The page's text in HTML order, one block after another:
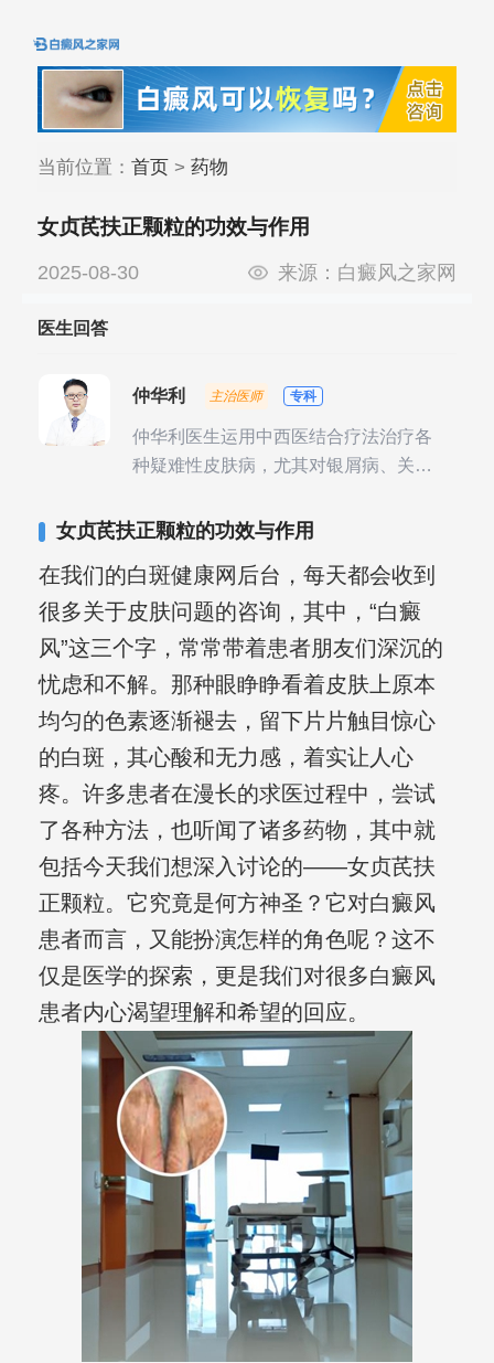
当前位置： 首页> 药物
女贞芪扶正颗粒的功效与作用
2025-08-30 来源： 白癜风之家网
医生回答
仲华利 主治医师 专科
仲华利医生运用中西医结合疗法治疗各
种疑难性皮肤病，尤其对银屑病、关节
女贞芪扶正颗粒的功效与作用
在我们的白斑健康网后台，每天都会收到
很多关于皮肤问题的咨询，其中，“白癜
风”这三个字，常常带着患者朋友们深沉的
忧虑和不解。那种眼睁睁看着皮肤上原本
均匀的色素逐渐褪去，留下片片触目惊心
的白斑，其心酸和无力感，着实让人心
疼。许多患者在漫长的求医过程中，尝试
了各种方法，也听闻了诸多药物，其中就
包括今天我们想深入讨论的——女贞芪扶
正颗粒。它究竟是何方神圣？它对白癜风
患者而言，又能扮演怎样的角色呢？这不
仅是医学的探索，更是我们对很多白癜风
患者内心渴望理解和希望的回应。